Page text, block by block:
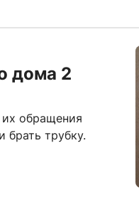
дома 2
обращения
брать трубку.